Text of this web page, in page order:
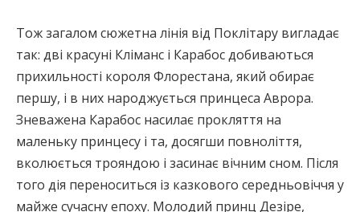
Тож загалом сюжетна лінія від Поклітару вигладає
так: дві красуні Кліманс і Карабос добиваються
прихильності короля Флорестана, який обирає
першу, і в них народжується принцеса Аврора.
Зневажена Карабос насилає прокляття на
маленьку принцесу і та, досягши повноліття,
вколюється трояндою і засинає вічним сном. Після
того дія переноситься із казкового середньовіччя у
майже сучасну епоху. Молодий принц Дезіре,